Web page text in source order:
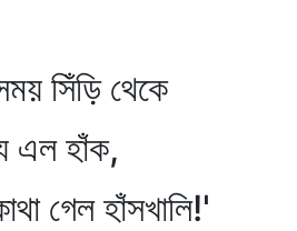
থেকে
হাঁক,
গেল হাঁসখালি!'